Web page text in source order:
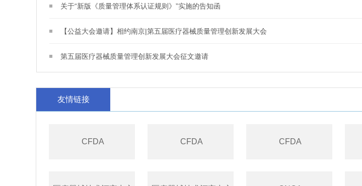
关于“新版《质量管理体系认证规则》”实施的告知函
【公益大会邀请】相约南京|第五届医疗器械质量管理创新发展大会
第五届医疗器械质量管理创新发展大会征文邀请
友情链接
CFDA CFDA CFDA